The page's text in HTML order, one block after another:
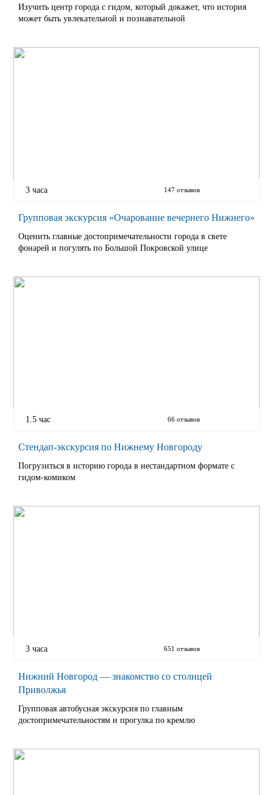
Изучить центр города с гидом, который докажет, что история
может быть увлекательной и познавательной
3 часа 147 отзывов
Групповая экскурсия «Очарование вечернего Нижнего»
Оценить главные достопримечательности города в свете
фонарей и погулять по Большой Покровской улице
1.5 час 66 отзывов
Стендап-экскурсия по Нижнему Новгороду
Погрузиться в историю города в нестандартном формате с
гидом-комиком
3 часа 651 отзывов
Нижний Новгород — знакомство со столицей
Приволжья
Групповая автобусная экскурсия по главным
достопримечательностям и прогулка по кремлю